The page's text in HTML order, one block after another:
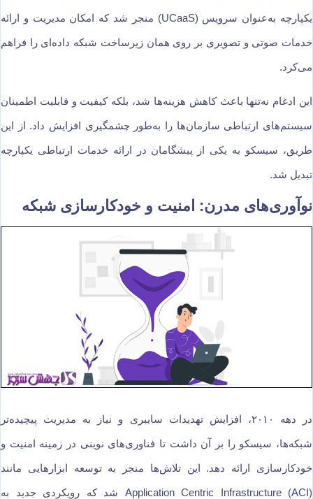
یکپارچه به‌عنوان سرویس (UCaaS) منجر شد که امکان مدیریت و ارائه
خدمات صوتی و تصویری بر روی همان زیرساخت شبکه داده‌ای را فراهم
می‌کرد.
این ادغام نه‌تنها باعث کاهش هزینه‌ها شد، بلکه کیفیت و قابلیت اطمینان
سیستم‌های ارتباطی سازمان‌ها را به‌طور چشمگیری افزایش داد. از این
طریق، سیسکو به یکی از پیشگامان در ارائه خدمات ارتباطی یکپارچه
تبدیل شد.
نوآوری‌های مدرن: امنیت و خودکارسازی شبکه
در دهه ۲۰۱۰، افزایش تهدیدات سایبری و نیاز به مدیریت پیچیده‌تر
شبکه‌ها، سیسکو را بر آن داشت تا فناوری‌های نوینی در زمینه امنیت و
خودکارسازی ارائه دهد. این تلاش‌ها منجر به توسعه ابزارهایی مانند
Application Centric Infrastructure (ACI) شد که رویکردی جدید به